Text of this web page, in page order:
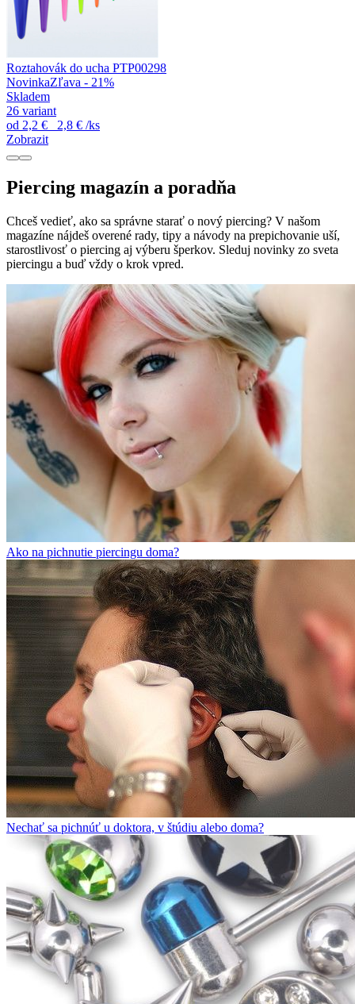
Roztahovák do ucha PTP00298
NovinkaZľava - 21%
Skladem
26 variant
od 2,2 € 2,8 € /ks
Zobrazit
Piercing magazín a poradňa
Chceš vedieť, ako sa správne starať o nový piercing? V našom
magazíne nájdeš overené rady, tipy a návody na prepichovanie uší,
starostlivosť o piercing aj výberu šperkov. Sleduj novinky zo sveta
piercingu a buď vždy o krok vpred.
Ako na pichnutie piercingu doma?
Nechať sa pichnúť u doktora, v štúdiu alebo doma?